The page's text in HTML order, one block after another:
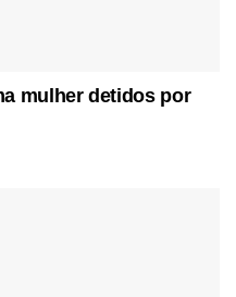
mulher detidos por